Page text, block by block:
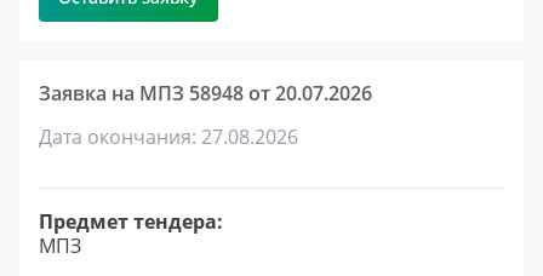
Заявка на МПЗ 58948 от 20.07.2026
Дата окончания: 27.08.2026
Предмет тендера:
МПЗ